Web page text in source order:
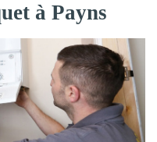
à Payns